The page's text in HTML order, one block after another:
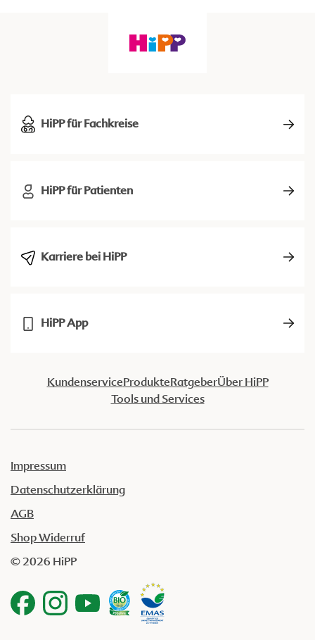
HiPP für Fachkreise
HiPP für Patienten
Karriere bei HiPP
HiPP App
KundenserviceProdukteRatgeberÜber HiPP
Tools und Services
Impressum
Datenschutzerklärung
AGB
Shop Widerruf
© 2026 HiPP